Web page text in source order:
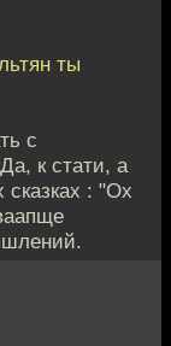
ты
с
к стати, а
сказках : "Ох